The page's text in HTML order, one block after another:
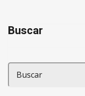
Buscar